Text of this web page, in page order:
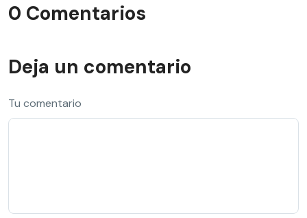
0 Comentarios
Deja un comentario
Tu comentario